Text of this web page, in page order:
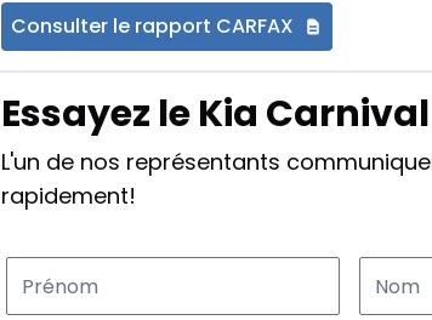
Consulter le rapport CARFAX
Essayez le Kia
L'un de nos représentants
rapidement!